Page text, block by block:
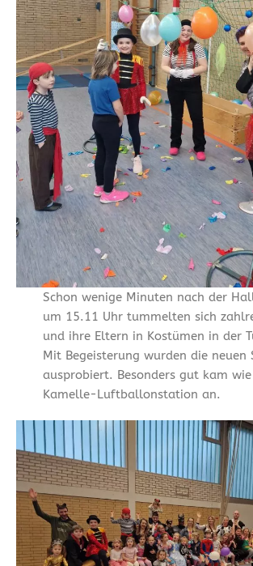
Schon wenige Minuten nach der
um 15.11 Uhr tummelten sich
und ihre Eltern in Kostümen in der
Mit Begeisterung wurden die neuen
ausprobiert. Besonders gut kam
Kamelle-Luftballonstation an.